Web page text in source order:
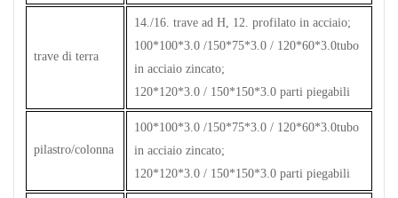
trave di terra
14./16. trave ad H, 12. profilato in acciaio;
100*100*3.0 /150*75*3.0 / 120*60*3.0tubo
in acciaio zincato;
120*120*3.0 / 150*150*3.0 parti piegabili
pilastro/colonna
100*100*3.0 /150*75*3.0 / 120*60*3.0tubo
in acciaio zincato;
120*120*3.0 / 150*150*3.0 parti piegabili